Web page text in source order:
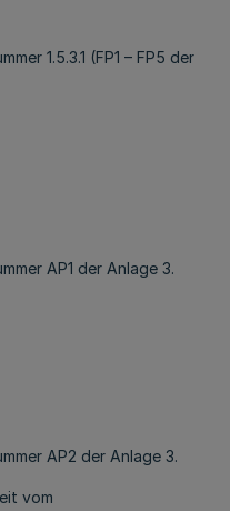
1.5.3.1 (FP1 – FP5 der
AP1 der Anlage 3.
AP2 der Anlage 3.
vom